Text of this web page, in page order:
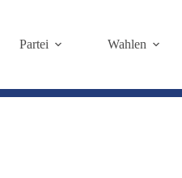
Partei Wahlen